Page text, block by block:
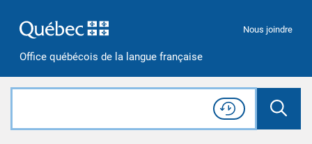
Office québécois de la langue française
Nous joindre
Rechercher dans tout le site
Lancer
Consulter l'
Historique
de recherche